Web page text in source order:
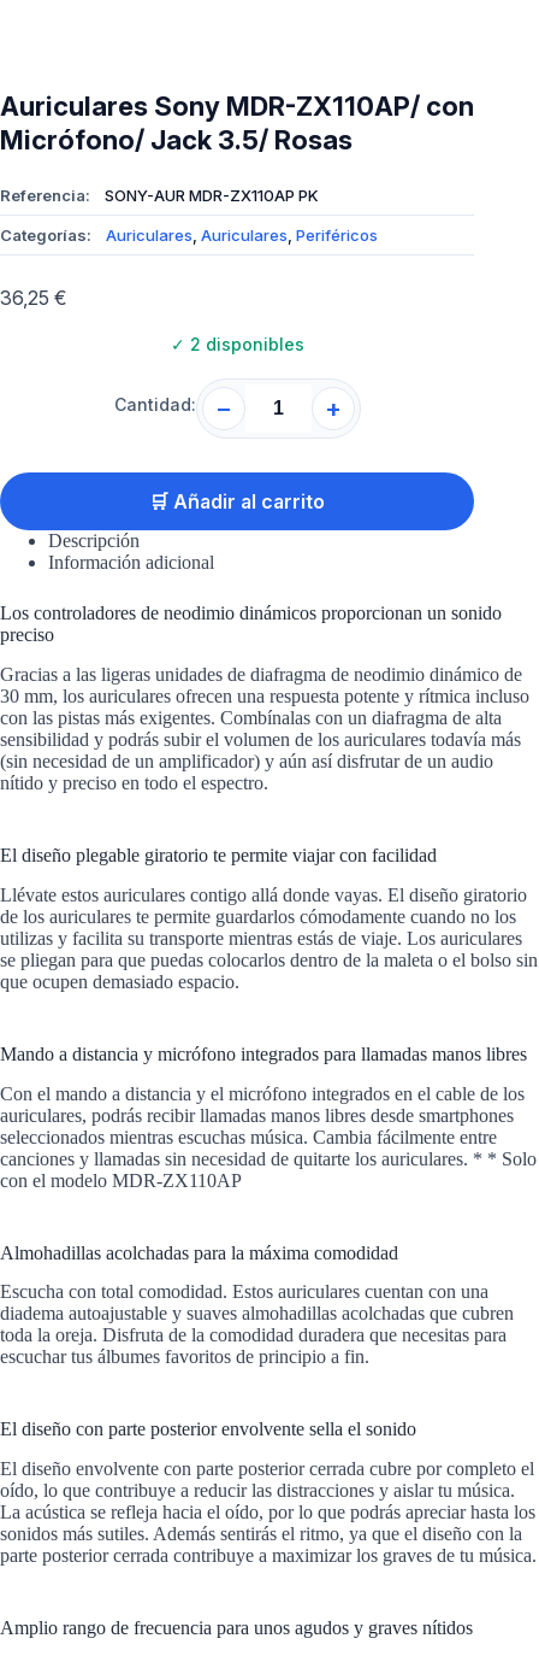
Auriculares Sony MDR-ZX110AP/ con
Micrófono/ Jack 3.5/ Rosas
Referencia: SONY-AUR MDR-ZX110AP PK
Categorías: Auriculares, Auriculares, Periféricos
36,25 €
✓ 2 disponibles
Cantidad: − +
🛒 Añadir al carrito
Descripción
Información adicional
Los controladores de neodimio dinámicos proporcionan un sonido
preciso
Gracias a las ligeras unidades de diafragma de neodimio dinámico de
30 mm, los auriculares ofrecen una respuesta potente y rítmica incluso
con las pistas más exigentes. Combínalas con un diafragma de alta
sensibilidad y podrás subir el volumen de los auriculares todavía más
(sin necesidad de un amplificador) y aún así disfrutar de un audio
nítido y preciso en todo el espectro.
El diseño plegable giratorio te permite viajar con facilidad
Llévate estos auriculares contigo allá donde vayas. El diseño giratorio
de los auriculares te permite guardarlos cómodamente cuando no los
utilizas y facilita su transporte mientras estás de viaje. Los auriculares
se pliegan para que puedas colocarlos dentro de la maleta o el bolso sin
que ocupen demasiado espacio.
Mando a distancia y micrófono integrados para llamadas manos libres
Con el mando a distancia y el micrófono integrados en el cable de los
auriculares, podrás recibir llamadas manos libres desde smartphones
seleccionados mientras escuchas música. Cambia fácilmente entre
canciones y llamadas sin necesidad de quitarte los auriculares. * * Solo
con el modelo MDR-ZX110AP
Almohadillas acolchadas para la máxima comodidad
Escucha con total comodidad. Estos auriculares cuentan con una
diadema autoajustable y suaves almohadillas acolchadas que cubren
toda la oreja. Disfruta de la comodidad duradera que necesitas para
escuchar tus álbumes favoritos de principio a fin.
El diseño con parte posterior envolvente sella el sonido
El diseño envolvente con parte posterior cerrada cubre por completo el
oído, lo que contribuye a reducir las distracciones y aislar tu música.
La acústica se refleja hacia el oído, por lo que podrás apreciar hasta los
sonidos más sutiles. Además sentirás el ritmo, ya que el diseño con la
parte posterior cerrada contribuye a maximizar los graves de tu música.
Amplio rango de frecuencia para unos agudos y graves nítidos